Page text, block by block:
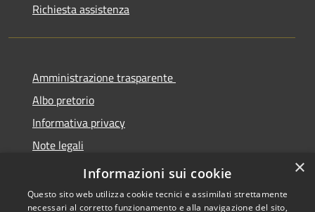
Richiesta assistenza
Amministrazione trasparente
Albo pretorio
Informativa privacy
Note legali
Dichiarazione di accessibilità
×
Informazioni sui cookie
Questo sito web utilizza cookie tecnici e assimilati strettamente
necessari al corretto funzionamento e alla navigazione del sito,